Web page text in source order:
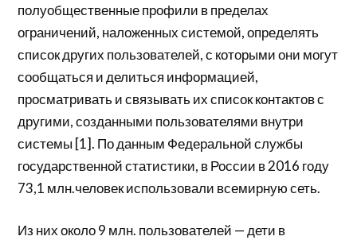
полуобщественные профили в пределах
ограничений, наложенных системой, определять
список других пользователей, с которыми они могут
сообщаться и делиться информацией,
просматривать и связывать их список контактов с
другими, созданными пользователями внутри
системы [1]. По данным Федеральной службы
государственной статистики, в России в 2016 году
73,1 млн.человек использовали всемирную сеть.
Из них около 9 млн. пользователей — дети в